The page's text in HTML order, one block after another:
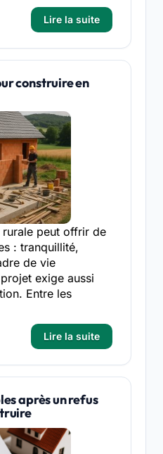
Lire la suite
construire en
peut offrir de
: tranquillité,
de vie
exige aussi
Entre les
Lire la suite
après un refus